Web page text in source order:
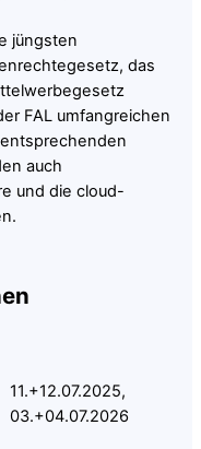
jüngsten
das
FAL umfangreichen
auch
und die cloud-
03.+04.07.2026